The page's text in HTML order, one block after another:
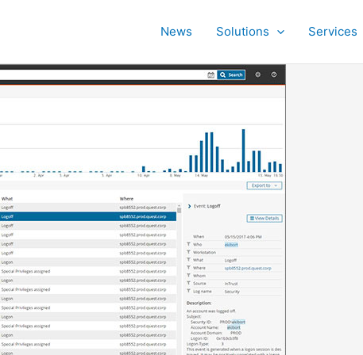
News Solutions Services